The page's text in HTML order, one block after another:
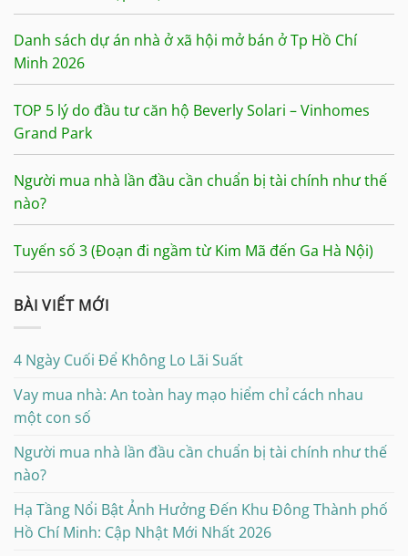
Danh sách dự án nhà ở xã hội mở bán ở Tp Hồ Chí
Minh 2026
TOP 5 lý do đầu tư căn hộ Beverly Solari – Vinhomes
Grand Park
Người mua nhà lần đầu cần chuẩn bị tài chính như thế
nào?
Tuyến số 3 (Đoạn đi ngầm từ Kim Mã đến Ga Hà Nội)
BÀI VIẾT MỚI
4 Ngày Cuối Để Không Lo Lãi Suất
Vay mua nhà: An toàn hay mạo hiểm chỉ cách nhau
một con số
Người mua nhà lần đầu cần chuẩn bị tài chính như thế
nào?
Hạ Tầng Nổi Bật Ảnh Hưởng Đến Khu Đông Thành phố
Hồ Chí Minh: Cập Nhật Mới Nhất 2026